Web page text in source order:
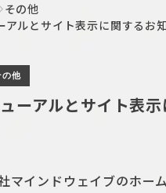
その他
アルとサイト表示に関するお
の他
ーアルとサイト表
マインドウェイブのホー